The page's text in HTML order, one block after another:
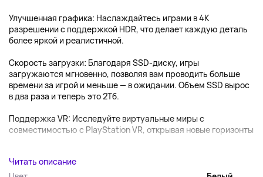
Улучшенная графика: Наслаждайтесь играми в 4K
разрешении с поддержкой HDR, что делает каждую деталь
более яркой и реалистичной.
Скорость загрузки: Благодаря SSD-диску, игры
загружаются мгновенно, позволяя вам проводить больше
времени за игрой и меньше — в ожидании. Объем SSD вырос
в два раза и теперь это 2Тб.
Поддержка VR: Исследуйте виртуальные миры с
совместимостью с PlayStation VR, открывая новые горизонты
Читать описание